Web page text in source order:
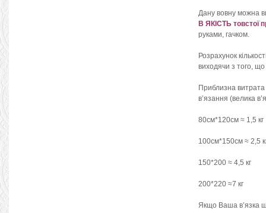
Дану вовну можна
В ЯКІСТЬ товстої
руками, гачком.
Розрахунок
виходячи з того,
Приблизна витрата
в’язання (велика
80см*120см ≈ 1,5 кг
100см*150см ≈ 2,5
150*200 ≈ 4,5 кг
200*220 ≈7 кг
Якщо Ваша в’язка